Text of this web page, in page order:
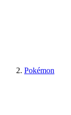
Pokémon